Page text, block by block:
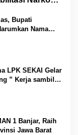
Bupati
Nama
LPK SEKAI Gelar
” Kerja sambil
1 Banjar, Raih
Jawa Barat